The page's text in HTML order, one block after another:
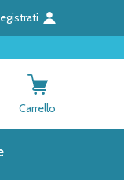
Carrello